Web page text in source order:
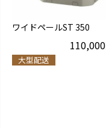
ワイドペールST 350
110,000
大型配送